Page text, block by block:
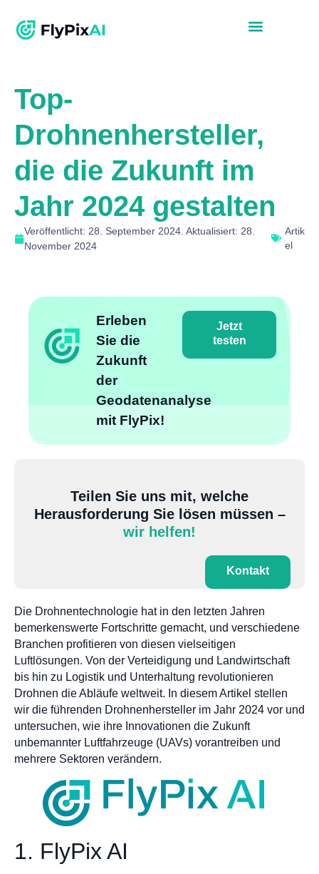
Top-
Drohnenhersteller,
die die Zukunft im
Jahr 2024 gestalten
Veröffentlicht: 28. September 2024. Aktualisiert: 28.
November 2024
Artik
el
Erleben
Sie die
Zukunft
der
Geodatenanalyse
mit FlyPix!
Jetzt
testen
Teilen Sie uns mit, welche
Herausforderung Sie lösen müssen –
wir helfen!
Kontakt
Die Drohnentechnologie hat in den letzten Jahren
bemerkenswerte Fortschritte gemacht, und verschiedene
Branchen profitieren von diesen vielseitigen
Luftlösungen. Von der Verteidigung und Landwirtschaft
bis hin zu Logistik und Unterhaltung revolutionieren
Drohnen die Abläufe weltweit. In diesem Artikel stellen
wir die führenden Drohnenhersteller im Jahr 2024 vor und
untersuchen, wie ihre Innovationen die Zukunft
unbemannter Luftfahrzeuge (UAVs) vorantreiben und
mehrere Sektoren verändern.
1. FlyPix AI